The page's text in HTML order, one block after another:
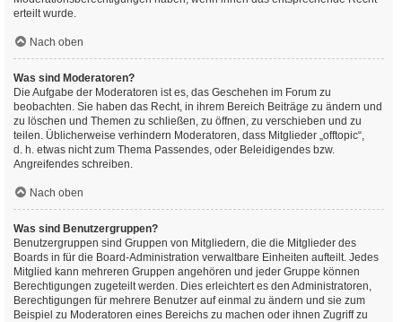
erteilt wurde.
Nach oben
Was sind Moderatoren?
Die Aufgabe der Moderatoren ist es, das Geschehen im Forum zu
beobachten. Sie haben das Recht, in ihrem Bereich Beiträge zu ändern und
zu löschen und Themen zu schließen, zu öffnen, zu verschieben und zu
teilen. Üblicherweise verhindern Moderatoren, dass Mitglieder „offtopic“,
d. h. etwas nicht zum Thema Passendes, oder Beleidigendes bzw.
Angreifendes schreiben.
Nach oben
Was sind Benutzergruppen?
Benutzergruppen sind Gruppen von Mitgliedern, die die Mitglieder des
Boards in für die Board-Administration verwaltbare Einheiten aufteilt. Jedes
Mitglied kann mehreren Gruppen angehören und jeder Gruppe können
Berechtigungen zugeteilt werden. Dies erleichtert es den Administratoren,
Berechtigungen für mehrere Benutzer auf einmal zu ändern und sie zum
Beispiel zu Moderatoren eines Bereichs zu machen oder ihnen Zugriff zu